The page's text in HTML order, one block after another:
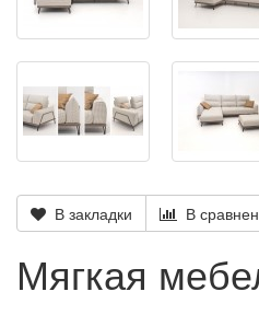
В закладки В
Мягкая